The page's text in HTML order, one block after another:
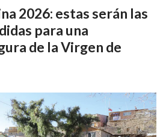
2026: estas serán las
para una
de la Virgen de